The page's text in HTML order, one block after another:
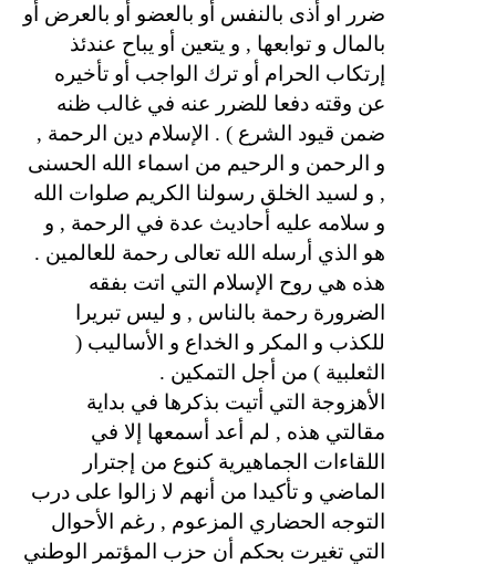
ضرر او أذى بالنفس أو بالعضو أو بالعرض أو
بالمال و توابعها , و يتعين أو يباح عندئذ
إرتكاب الحرام أو ترك الواجب أو تأخيره
عن وقته دفعا للضرر عنه في غالب ظنه
ضمن قيود الشرع ) . الإسلام دين الرحمة ,
و الرحمن و الرحيم من اسماء الله الحسنى
, و لسيد الخلق رسولنا الكريم صلوات الله
و سلامه عليه أحاديث عدة في الرحمة , و
هو الذي أرسله الله تعالى رحمة للعالمين .
هذه هي روح الإسلام التي اتت بفقه
الضرورة رحمة بالناس , و ليس تبريرا
للكذب و المكر و الخداع و الأساليب (
الثعلبية ) من أجل التمكين .
الأهزوجة التي أتيت بذكرها في بداية
مقالتي هذه , لم أعد أسمعها إلا في
اللقاءات الجماهيرية كنوع من إجترار
الماضي و تأكيدا من أنهم لا زالوا على درب
التوجه الحضاري المزعوم , رغم الأحوال
التي تغيرت بحكم أن حزب المؤتمر الوطني